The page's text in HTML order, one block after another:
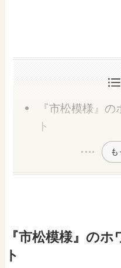
『市松模様』
ト
も
『市松模様』の
ト